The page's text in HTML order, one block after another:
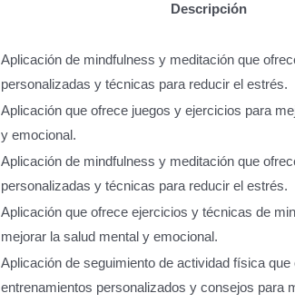
Descripción
Aplicación de mindfulness y meditación que
personalizadas y técnicas para reducir el estrés.
Aplicación que ofrece juegos y ejercicios para
y emocional.
Aplicación de mindfulness y meditación que
personalizadas y técnicas para reducir el estrés.
Aplicación que ofrece ejercicios y técnicas de
mejorar la salud mental y emocional.
Aplicación de seguimiento de actividad física que
entrenamientos personalizados y consejos para